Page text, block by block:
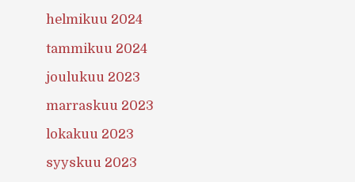
helmikuu 2024
tammikuu 2024
joulukuu 2023
marraskuu 2023
lokakuu 2023
syyskuu 2023